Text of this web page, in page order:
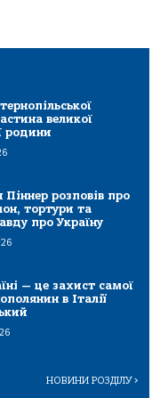
великої
родини
розповів про
тортури та
про Україну
— це захист самої
в Італії
НОВИНИ РОЗДІЛУ>